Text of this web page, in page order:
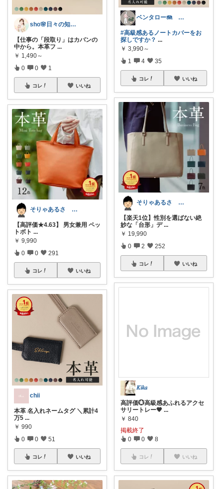
sho🌸日々の知恵袋
【仕事の「段取り」はカバンの
中から。本革フ ...
￥ 1,490～
0 0 1
コレ いいね
そりゃあるさ X@soryaarusa
【高評価★4.63】 男女兼用 ペッ
トボト ...
￥ 9,990
0 0 291
コレ いいね
chii ‪
本革 名入れネームタグ ＼累計4
万5 ...
￥ 990
0 0 51
コレ いいね
ベンタロー🪼 おすすめ商品紹介
#高級感あるノートカバーをお
探しですか？ ...
￥ 3,990～
1 4 35
コレ いいね
そりゃあるさ X@soryaarusa
【楽天1位】性別を選ばない絶
妙な「台形」デ ...
￥ 19,990
0 2 252
コレ いいね
𝐾𝑖𝑘𝑎
高評価💮高級感あふれるアクセ
サリートレー🤎 ...
￥ 840
掲載終了
0 0 8
コレ いいね